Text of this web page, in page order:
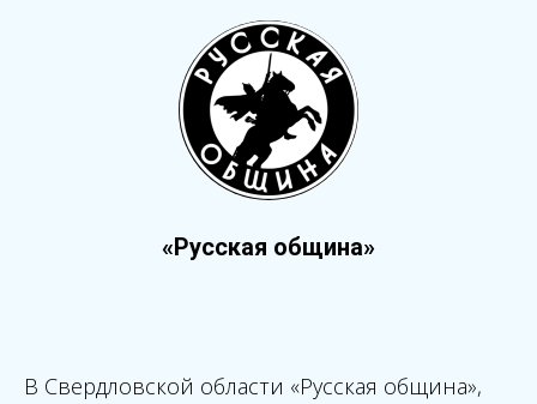
«Русская община»
В Свердловской области «Русская община»,